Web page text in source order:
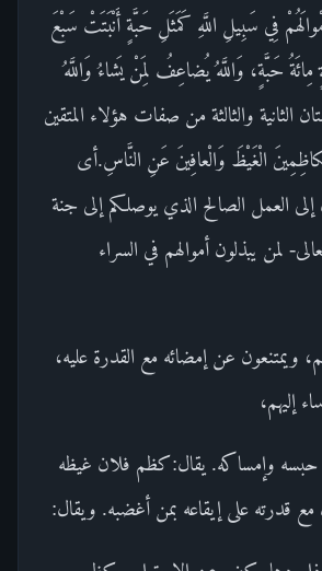
فِي سَبِيلِ اللَّهِ كَمَثَلِ حَبَّةٍ أَنْبَتَتْ سَبْعَ
حَبَّةٍ، وَاللَّهُ يُضاعِفُ لِمَنْ يَشاءُ وَاللَّهُ
الثانية والثالثة من صفات هؤلاء المتقين
الْغَيْظَ وَالْعافِينَ عَنِ النَّاسِ.أى
إلى العمل الصالح الذي يوصلكم إلى جنة
لمن يبذلون أموالهم في السراء
ويمتنعون عن إمضائه مع القدرة عليه،
إليهم،
حبسه وإمساكه. يقال:كظم فلان غيظه
مع قدرته على إيقاعه بمن أغضبه. ويقال: